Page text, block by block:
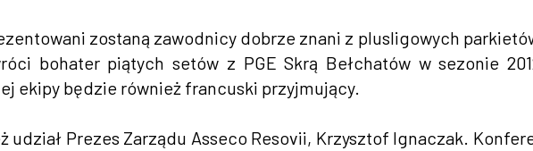
zostaną zawodnicy dobrze znani z plusligowych
bohater piątych setów z PGE Skrą Bełchatów w sezonie
ekipy będzie również francuski przyjmujący.
Prezes Zarządu Asseco Resovii, Krzysztof Ignaczak.